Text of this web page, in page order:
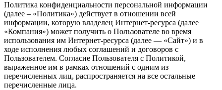
Политика конфиденциальности персональной информации
(далее – «Политика») действует в отношении всей
информации, которую владелец Интернет-ресурса (далее
«Компания») может получить о Пользователе во время
использования им Интернет-ресурса (далее — «Сайт») и в
ходе исполнения любых соглашений и договоров с
Пользователем. Согласие Пользователя с Политикой,
выраженное им в рамках отношений с одним из
перечисленных лиц, распространяется на все остальные
перечисленные лица.